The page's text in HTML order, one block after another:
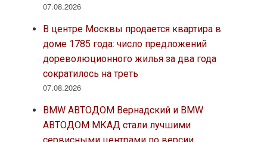
07.08.2026
В центре Москвы продается квартира в
доме 1785 года: число предложений
дореволюционного жилья за два года
сократилось на треть
07.08.2026
BMW АВТОДОМ Вернадский и BMW
АВТОДОМ МКАД стали лучшими